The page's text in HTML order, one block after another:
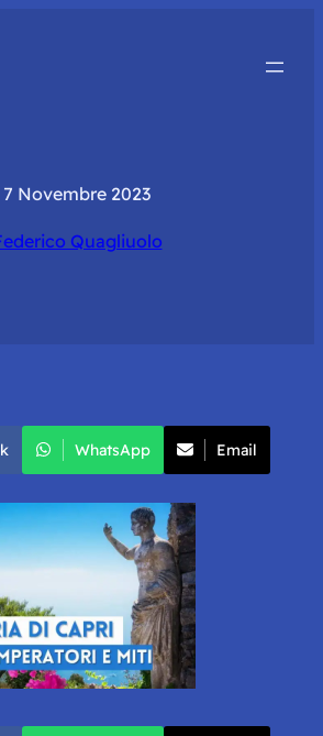
7 Novembre 2023
Quagliuolo
WhatsApp Email